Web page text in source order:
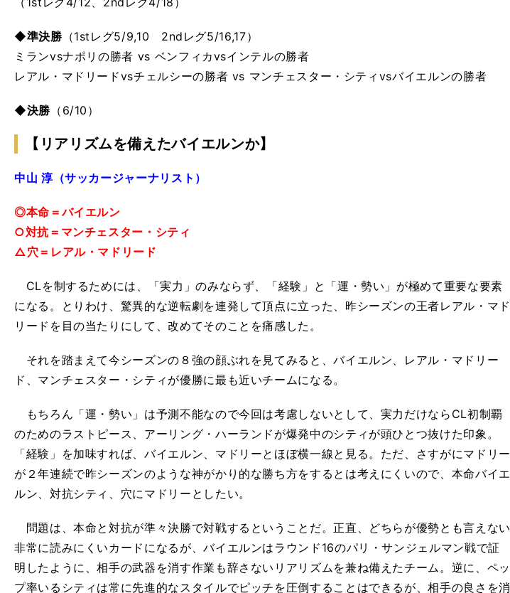
◆準決勝 （1stレグ5/9,10 2ndレグ5/16,17）
ミランvsナポリの勝者 vs ベンフィカvsインテルの勝者
レアル・マドリードvsチェルシーの勝者 vs マンチェスター・シティvsバイエルンの勝者
◆決勝 （6/10）
【リアリズムを備えたバイエルンか】
中山 淳（サッカージャーナリスト）
◎本命＝バイエルン
○対抗＝マンチェスター・シティ
△穴＝レアル・マドリード
CLを制するためには、「実力」のみならず、「経験」と「運・勢い」が極めて重要な要素
になる。とりわけ、驚異的な逆転劇を連発して頂点に立った、昨シーズンの王者レアル・マド
リードを目の当たりにして、改めてそのことを痛感した。
それを踏まえて今シーズンの８強の顔ぶれを見てみると、バイエルン、レアル・マドリー
ド、マンチェスター・シティが優勝に最も近いチームになる。
もちろん「運・勢い」は予測不能なので今回は考慮しないとして、実力だけならCL初制覇
のためのラストピース、アーリング・ハーランドが爆発中のシティが頭ひとつ抜けた印象。
「経験」を加味すれば、バイエルン、マドリーとほぼ横一線と見る。ただ、さすがにマドリー
が２年連続で昨シーズンのような神がかり的な勝ち方をするとは考えにくいので、本命バイエ
ルン、対抗シティ、穴にマドリーとしたい。
問題は、本命と対抗が準々決勝で対戦するということだ。正直、どちらが優勢とも言えない
非常に読みにくいカードになるが、バイエルンはラウンド16のパリ・サンジェルマン戦で証
明したように、相手の武器を消す作業も辞さないリアリズムを兼ね備えたチーム。逆に、ペッ
プ率いるシティは常に先進的なスタイルでピッチを圧倒することはできるが、相手の良さを消